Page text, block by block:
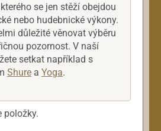
se jen stěží obejdou
nebo hudebnické výkony.
důležité věnovat výběru
pozornost. V naší
setkat například s
Shure a Yoga.
položky.